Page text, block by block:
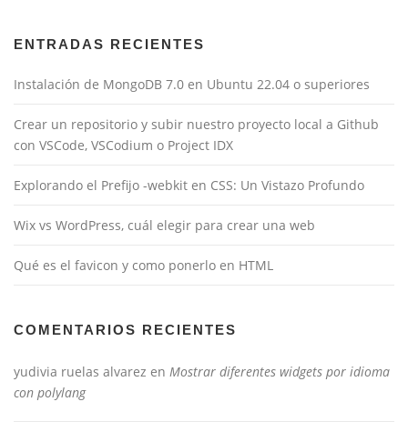
ENTRADAS RECIENTES
Instalación de MongoDB 7.0 en Ubuntu 22.04 o superiores
Crear un repositorio y subir nuestro proyecto local a Github
con VSCode, VSCodium o Project IDX
Explorando el Prefijo -webkit en CSS: Un Vistazo Profundo
Wix vs WordPress, cuál elegir para crear una web
Qué es el favicon y como ponerlo en HTML
COMENTARIOS RECIENTES
yudivia ruelas alvarez en Mostrar diferentes widgets por idioma
con polylang